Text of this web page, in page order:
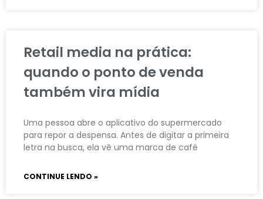
Retail media na prática:
quando o ponto de venda
também vira mídia
Uma pessoa abre o aplicativo do supermercado
para repor a despensa. Antes de digitar a primeira
letra na busca, ela vê uma marca de café
CONTINUE LENDO »